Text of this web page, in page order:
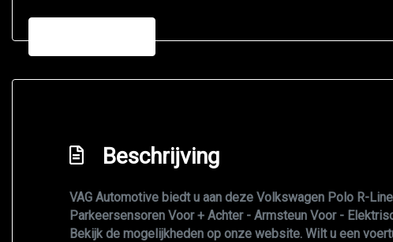
Metaalkleur
R-line exterieur
Sportvelgen
Beschrijving
VAG Automotive biedt u aan deze Volkswagen Polo R-
Parkeersensoren Voor + Achter - Armsteun Voor -
Bekijk de mogelijkheden op onze website. Wilt u een